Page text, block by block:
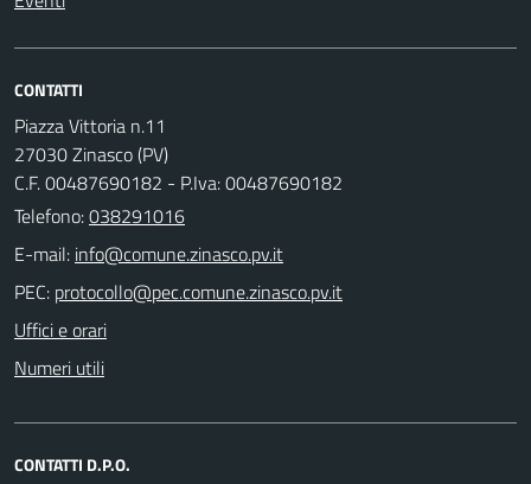
CONTATTI
Piazza Vittoria n.11
27030 Zinasco (PV)
C.F. 00487690182 - P.Iva: 00487690182
Telefono:038291016
E-mail:
PEC:
Uffici e orari
Numeri utili
CONTATTI D.P.O.